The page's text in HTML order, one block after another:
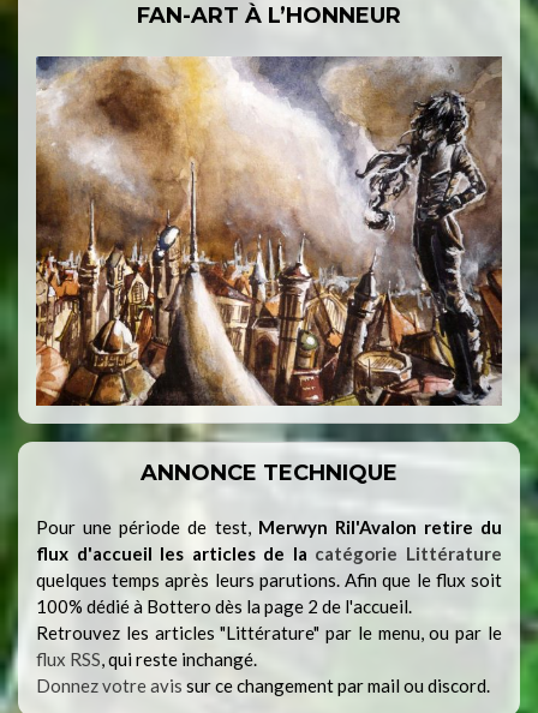
FAN-ART À L’HONNEUR
ANNONCE TECHNIQUE
Pour une période de test,Merwyn Ril'Avalon retire du
flux d'accueil les articles de la catégorie Littérature
quelques temps après leurs parutions. Afin que le flux soit
100% dédié à Bottero dès la page 2 de l'accueil.
Retrouvez les articles "Littérature" par le menu, ou par le
flux RSS, qui reste inchangé.
Donnez votre avis sur ce changement par mail ou discord.